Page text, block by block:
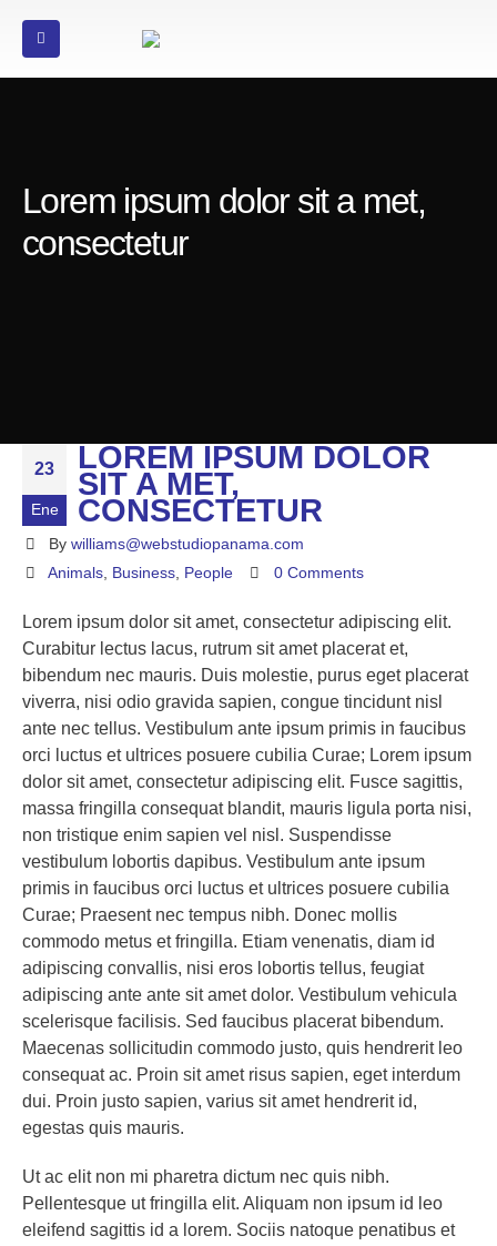
Lorem ipsum dolor sit a met,
consectetur
23
Ene
LOREM IPSUM DOLOR
SIT A MET,
CONSECTETUR
By williams@webstudiopanama.com
Animals Business People 0 Comments
Lorem ipsum dolor sit amet, consectetur adipiscing elit.
Curabitur lectus lacus, rutrum sit amet placerat et,
bibendum nec mauris. Duis molestie, purus eget placerat
viverra, nisi odio gravida sapien, congue tincidunt nisl
ante nec tellus. Vestibulum ante ipsum primis in faucibus
orci luctus et ultrices posuere cubilia Curae; Lorem ipsum
dolor sit amet, consectetur adipiscing elit. Fusce sagittis,
massa fringilla consequat blandit, mauris ligula porta nisi,
non tristique enim sapien vel nisl. Suspendisse
vestibulum lobortis dapibus. Vestibulum ante ipsum
primis in faucibus orci luctus et ultrices posuere cubilia
Curae; Praesent nec tempus nibh. Donec mollis
commodo metus et fringilla. Etiam venenatis, diam id
adipiscing convallis, nisi eros lobortis tellus, feugiat
adipiscing ante ante sit amet dolor. Vestibulum vehicula
scelerisque facilisis. Sed faucibus placerat bibendum.
Maecenas sollicitudin commodo justo, quis hendrerit leo
consequat ac. Proin sit amet risus sapien, eget interdum
dui. Proin justo sapien, varius sit amet hendrerit id,
egestas quis mauris.
Ut ac elit non mi pharetra dictum nec quis nibh.
Pellentesque ut fringilla elit. Aliquam non ipsum id leo
eleifend sagittis id a lorem. Sociis natoque penatibus et